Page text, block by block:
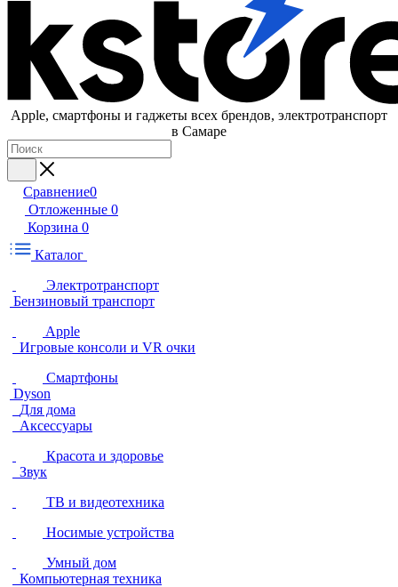
Apple, cмартфоны и гаджеты всех брендов, электротранспорт
в Самаре
Сравнение0
Отложенные 0
Корзина 0
Каталог
Электротранспорт
Бензиновый транспорт
Apple
Игровые консоли и VR очки
Смартфоны
Dyson
Для дома
Аксессуары
Красота и здоровье
Звук
ТВ и видеотехника
Носимые устройства
Умный дом
Компьютерная техника